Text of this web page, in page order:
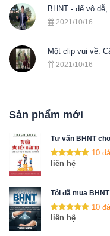
BHNT - để vô
2021/10/16
Một clip vui về:
2021/10/16
Sản phẩm mới
Tư vấn BHNT
10
liên hệ
Tôi đã mua
10
liên hệ